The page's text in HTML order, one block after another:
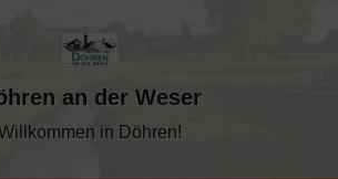
an der Weser
in Döhren!